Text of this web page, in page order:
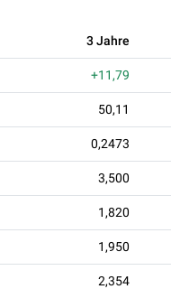
3 Jahre
+11,79
50,11
0,2473
3,500
1,820
1,950
2,354